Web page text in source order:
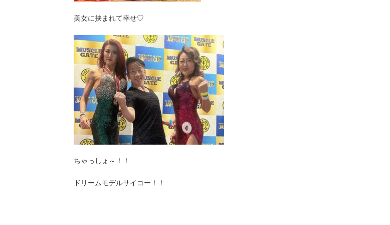
美女に挟まれて幸せ♡
ちゃっしょ～！！
ドリームモデルサイコー！！